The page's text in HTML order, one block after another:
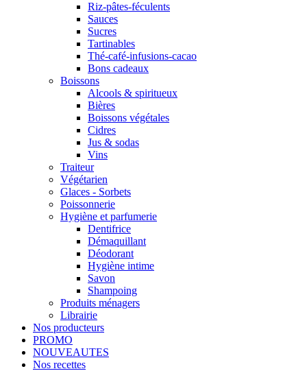
Riz-pâtes-féculents
Sauces
Sucres
Tartinables
Thé-café-infusions-cacao
Bons cadeaux
Boissons
Alcools & spiritueux
Bières
Boissons végétales
Cidres
Jus & sodas
Vins
Traiteur
Végétarien
Glaces - Sorbets
Poissonnerie
Hygiène et parfumerie
Dentifrice
Démaquillant
Déodorant
Hygiène intime
Savon
Shampoing
Produits ménagers
Librairie
Nos producteurs
PROMO
NOUVEAUTES
Nos recettes